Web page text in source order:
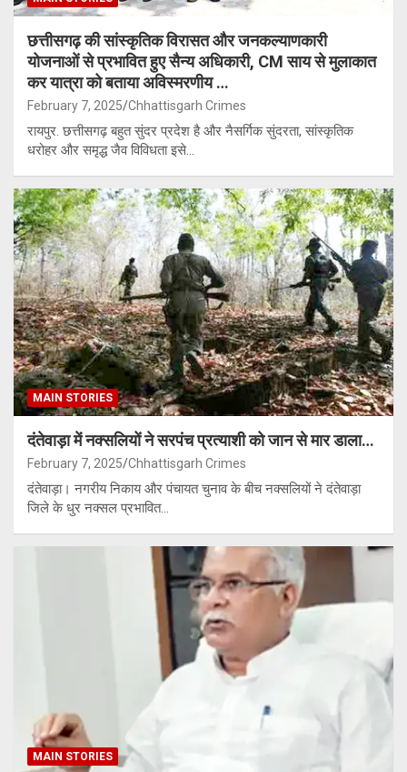
छत्तीसगढ़ की सांस्कृतिक विरासत और जनकल्याणकारी
योजनाओं से प्रभावित हुए सैन्य अधिकारी, CM साय से मुलाकात
कर यात्रा को बताया अविस्मरणीय …
February 7, 2025 Chhattisgarh Crimes
रायपुर. छत्तीसगढ़ बहुत सुंदर प्रदेश है और नैसर्गिक सुंदरता, सांस्कृतिक
धरोहर और समृद्ध जैव विविधता इसे…
MAIN STORIES
दंतेवाड़ा में नक्सलियों ने सरपंच प्रत्याशी को जान से मार डाला…
February 7, 2025 Chhattisgarh Crimes
दंतेवाड़ा। नगरीय निकाय और पंचायत चुनाव के बीच नक्सलियों ने दंतेवाड़ा
जिले के धुर नक्सल प्रभावित…
MAIN STORIES